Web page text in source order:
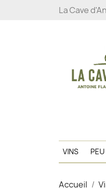
La Cave
VINS
Accueil